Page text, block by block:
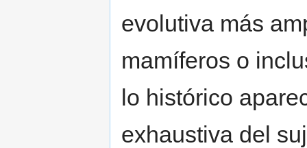
evolutiva más
mamíferos o
lo histórico
exhaustiva del